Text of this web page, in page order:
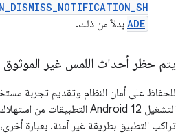
ADE بدلاً من ذلك.
يتم حظر أحداث اللمس غير الموثوق
للحفاظ على أمان النظام وتقديم تجربة
التشغيل Android 12 التطبيقات من استهلاك
تراكب التطبيق بطريقة غير آمنة. بعبارة